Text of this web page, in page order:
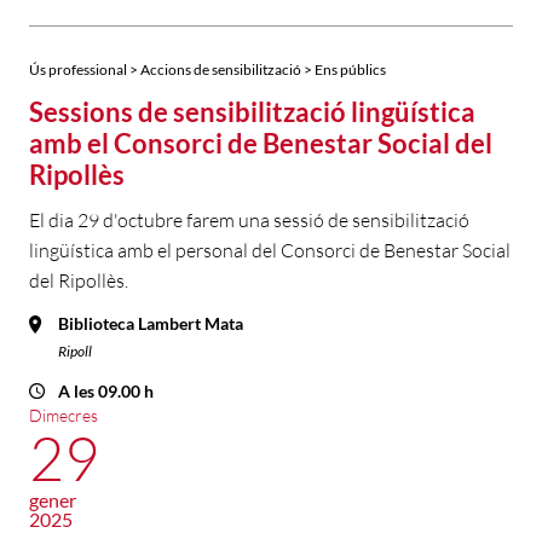
Ús professional > Accions de sensibilització > Ens públics
Sessions de sensibilització lingüística
amb el Consorci de Benestar Social del
Ripollès
El dia 29 d'octubre farem una sessió de sensibilització
lingüística amb el personal del Consorci de Benestar Social
del Ripollès.
Biblioteca Lambert Mata
Ripoll
A les 09.00 h
Dimecres
29
gener
2025